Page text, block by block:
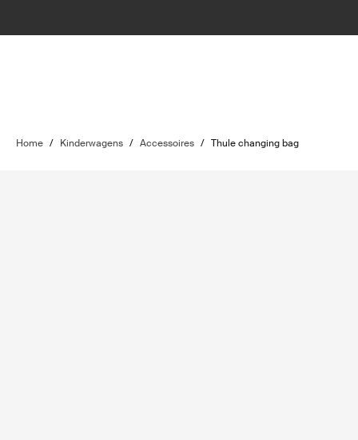
Home / Kinderwagens / Accessoires / Thule changing bag